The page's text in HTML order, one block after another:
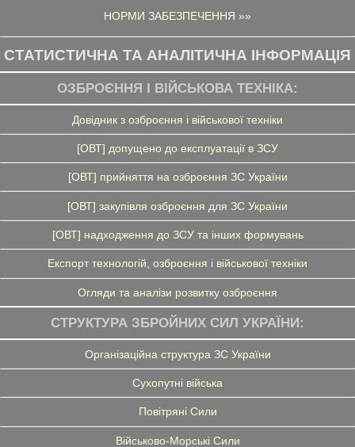
НОРМИ ЗАБЕЗПЕЧЕННЯ »»
СТАТИСТИЧНА ТА АНАЛІТИЧНА ІНФОРМАЦІЯ
ОЗБРОЄННЯ І ВІЙСЬКОВА ТЕХНІКА:
Довідник з озброєння і військової техніки
[ОВТ] допущено до експлуатації в ЗСУ
[ОВТ] прийняття на озброєння ЗС України
[ОВТ] закупівля озброєння для ЗС України
[ОВТ] надходження до ЗСУ та інших формувань
Експорт технологій, озброєння і військової техніки
Огляди та аналізи розвитку озброєння
СТРУКТУРА ЗБРОЙНИХ СИЛ УКРАЇНИ:
Організаційна структура ЗС України
Сухопутні війська
Повітряні Сили
Військово-Морські Сили